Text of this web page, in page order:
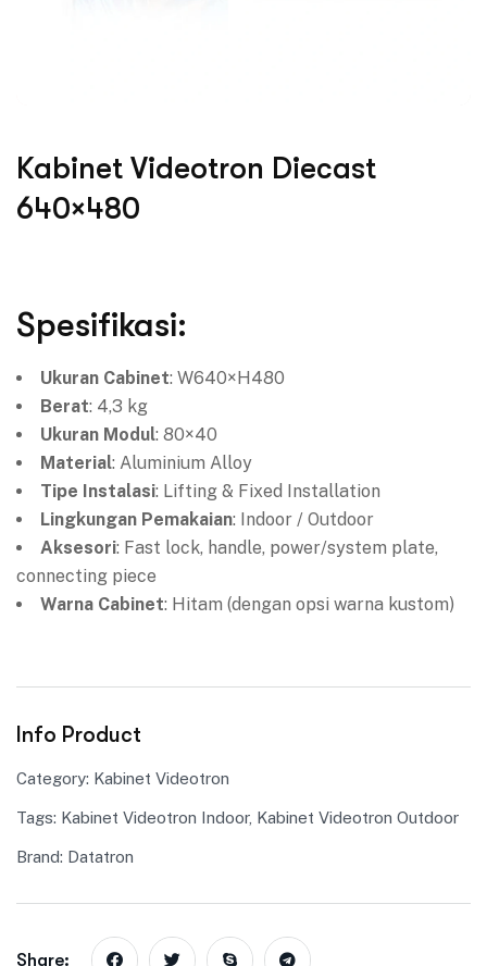
Kabinet Videotron Diecast
640×480
Spesifikasi:
Ukuran Cabinet: W640×H480
Berat: 4,3 kg
Ukuran Modul: 80×40
Material: Aluminium Alloy
Tipe Instalasi: Lifting & Fixed Installation
Lingkungan Pemakaian: Indoor / Outdoor
Aksesori: Fast lock, handle, power/system plate,
connecting piece
Warna Cabinet: Hitam (dengan opsi warna kustom)
Info Product
Category: Kabinet Videotron
Tags: Kabinet Videotron Indoor, Kabinet Videotron Outdoor
Brand: Datatron
Share: